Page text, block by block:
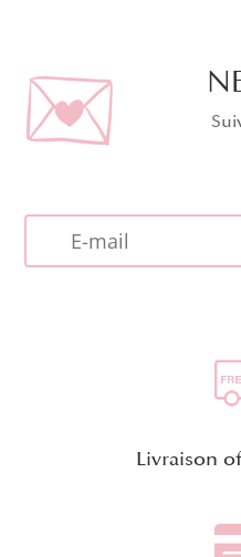
Livraison